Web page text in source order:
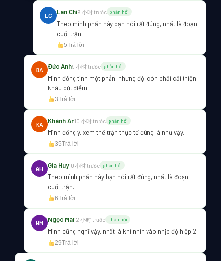
LC Lan Chi9 小时 trước phản hồi
Theo mình phần này bạn nói rất đúng, nhất là đoạn
cuối trận.
5Trả lời
ĐA Đức Anh9 小时 trước phản hồi
Mình đồng tình một phần, nhưng đội còn phải cải thiện
khâu dứt điểm.
3Trả lời
KA Khánh An10 小时 trước phản hồi
Mình đồng ý, xem thế trận thực tế đúng là như vậy.
35Trả lời
GH Gia Huy10 小时 trước phản hồi
Theo mình phần này bạn nói rất đúng, nhất là đoạn
cuối trận.
6Trả lời
NM Ngọc Mai12 小时 trước phản hồi
Mình cũng nghĩ vậy, nhất là khi nhìn vào nhịp độ hiệp 2.
29Trả lời